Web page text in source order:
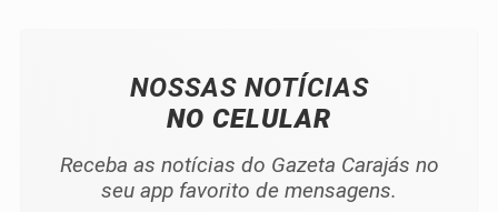
NOSSAS NOTÍCIAS
NO CELULAR
Receba as notícias do Gazeta Carajás no
seu app favorito de mensagens.